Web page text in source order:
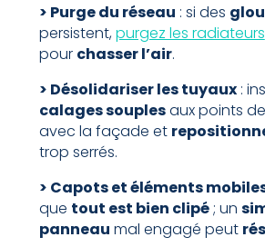
> Purge du réseau : si des
persistent,purgez les radiateurs
pour chasser l’air.
> Désolidariser les tuyaux:
calages souplesaux points
avec la façade et
trop serrés.
> Capots et éléments
que tout est bien clipé; un
panneau mal engagé peut